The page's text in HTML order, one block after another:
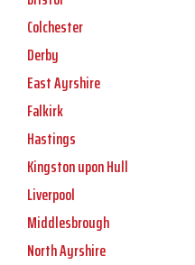
Colchester
Derby
East Ayrshire
Falkirk
Hastings
Kingston upon Hull
Liverpool
Middlesbrough
North Ayrshire